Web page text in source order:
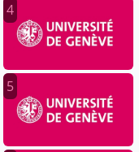
4
5